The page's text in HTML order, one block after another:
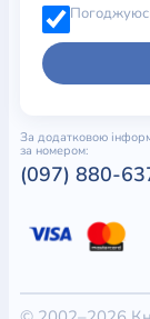
За додатковою
за номером:
(097) 880-